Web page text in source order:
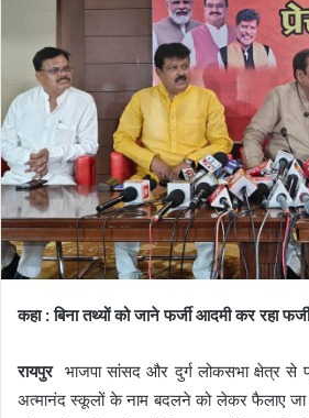
कहा : बिना तथ्यों को जाने फर्जी आदमी कर रहा
रायपुर भाजपा सांसद और दुर्ग लोकसभा क्षेत्र से
अत्मानंद स्कूलों के नाम बदलने को लेकर फैलाए जा